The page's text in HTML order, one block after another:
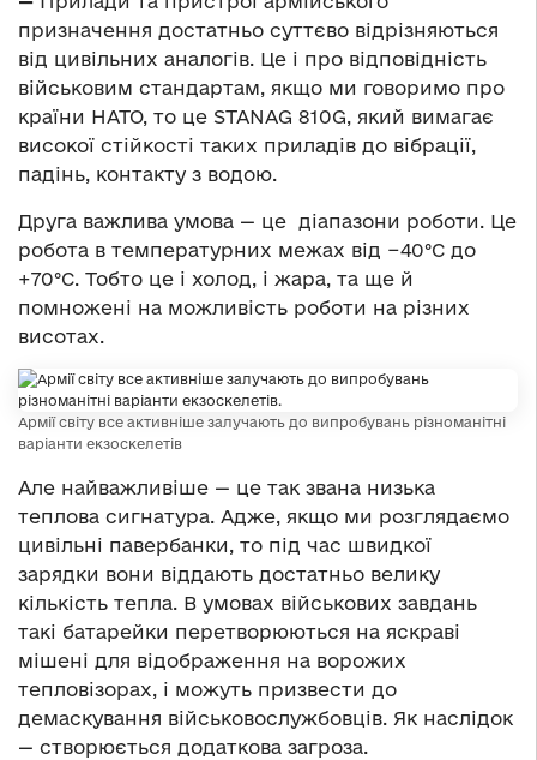
призначення достатньо суттєво відрізняються
від цивільних аналогів. Це і про відповідність
військовим стандартам, якщо ми говоримо про
країни НАТО, то це STANAG 810G, який вимагає
високої стійкості таких приладів до вібрації,
падінь, контакту з водою.
Друга важлива умова — це діапазони роботи. Це
робота в температурних межах від −40°C до
+70°C. Тобто це і холод, і жара, та ще й
помножені на можливість роботи на різних
висотах.
Армії світу все активніше залучають до випробувань різноманітні
варіанти екзоскелетів
Але найважливіше — це так звана низька
теплова сигнатура. Адже, якщо ми розглядаємо
цивільні павербанки, то під час швидкої
зарядки вони віддають достатньо велику
кількість тепла. В умовах військових завдань
такі батарейки перетворюються на яскраві
мішені для відображення на ворожих
тепловізорах, і можуть призвести до
демаскування військовослужбовців. Як наслідок
— створюється додаткова загроза.